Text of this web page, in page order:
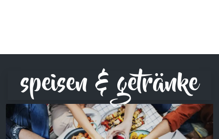
speisen & getränke